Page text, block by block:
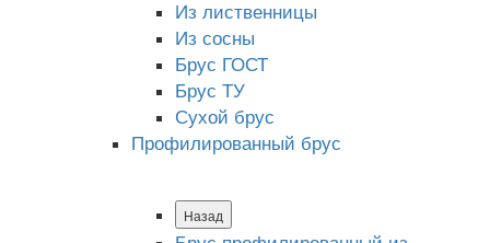
Из лиственницы
Из сосны
Брус ГОСТ
Брус ТУ
Сухой брус
Профилированный брус
Назад